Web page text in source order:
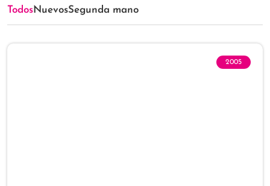
TodosNuevosSegunda mano
2005